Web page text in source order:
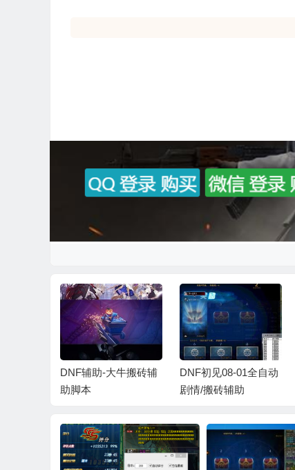
DNF辅助-大牛搬砖辅
助脚本
DNF初见08-01全自动
剧情/搬砖辅助